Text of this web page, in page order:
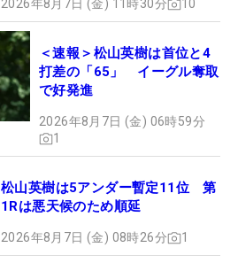
2026年8月7日 (金) 11時30分 10
＜速報＞松山英樹は首位と4
打差の「65」 イーグル奪取
で好発進
2026年8月7日 (金) 06時59分
1
松山英樹は5アンダー暫定11位 第
1Rは悪天候のため順延
2026年8月7日 (金) 08時26分 1